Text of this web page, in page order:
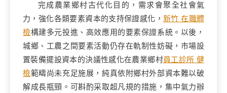
完成農業鄉村古代化目的，需求會聚全社會氣
力，強化各類要素資本的支持保證感化，新竹 在職體
檢構建多元投進、高效應用的要素保證系統。以後，
城鄉、工農之間要素活動仍存在軌制性妨礙，市場設
置裝備擺設資本的決議性感化在農業鄉村員工診所 健
檢範疇尚未充足施展，純真依附鄉村外部資本難以破
解成長瓶頸。可斟酌采取超凡規的措施，集中氣力辦